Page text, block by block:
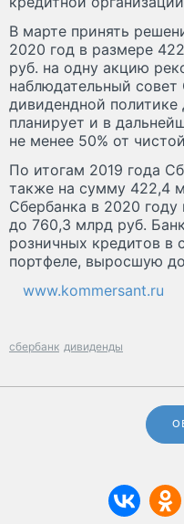
В марте принять
2020 год в размере
руб. на одну акцию
наблюдательный совет
дивидендной
планирует и в
не менее 50% от
По итогам 2019 года
также на сумму 422,4
Сбербанка в 2020
до 760,3 млрд руб.
розничных кредитов в
портфеле, выросшую
www.kommersant.ru
сбербанк дивиденды